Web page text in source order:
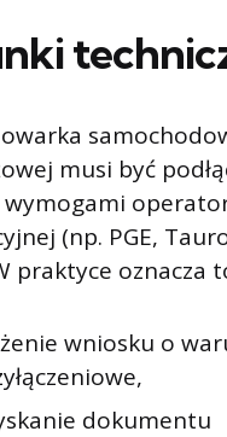
musi być
wymogami
(np. PGE,
praktyce oznacza
wniosku o
dokumentu